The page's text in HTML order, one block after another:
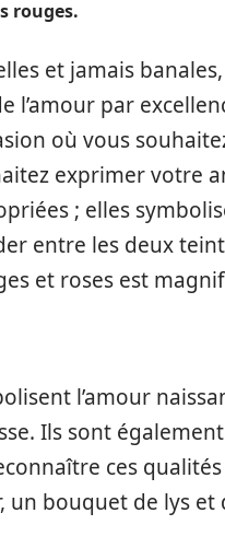
rouges.
et jamais
l’amour par
où vous
exprimer votre
; elles
entre les deux
et roses est
l’amour
Ils sont
ces
un bouquet de lys